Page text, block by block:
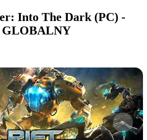
Into The Dark (PC) -
GLOBALNY